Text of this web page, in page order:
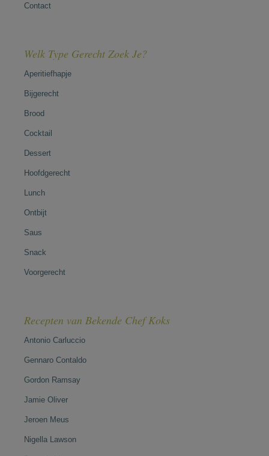
Contact
Welk Type Gerecht Zoek Je?
Aperitiefhapje
Bijgerecht
Brood
Cocktail
Dessert
Hoofdgerecht
Lunch
Ontbijt
Saus
Snack
Voorgerecht
Recepten van Bekende Chef Koks
Antonio Carluccio
Gennaro Contaldo
Gordon Ramsay
Jamie Oliver
Jeroen Meus
Nigella Lawson